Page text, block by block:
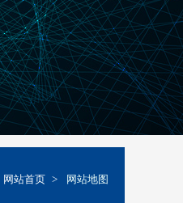
网站首页 > 网站地图